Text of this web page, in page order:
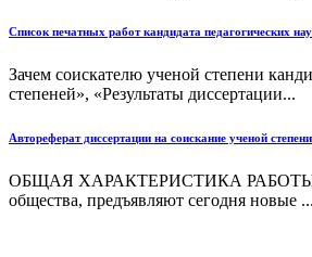
Список печатных работ кандидата педагогических
Зачем соискателю ученой степени
степеней», «Результаты диссертации...
Автореферат диссертации на соискание ученой
ОБЩАЯ ХАРАКТЕРИСТИКА РАБОТЫ
общества, предъявляют сегодня новые ...